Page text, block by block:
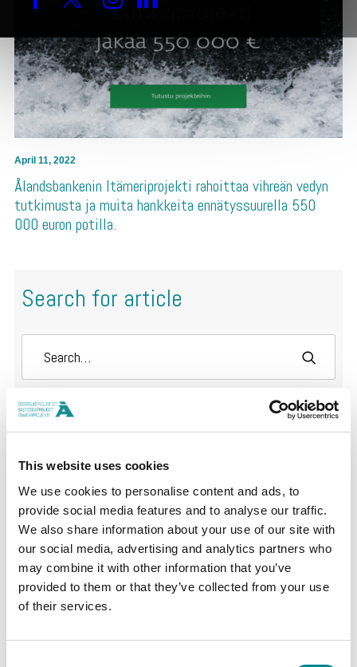
This website uses cookies
We use cookies to personalise content and ads, to
provide social media features and to analyse our traffic.
We also share information about your use of our site with
our social media, advertising and analytics partners who
may combine it with other information that you’ve
provided to them or that they’ve collected from your use
of their services.
April 11, 2022
Ålandsbankenin Itämeriprojekti rahoittaa vihreän vedyn
tutkimusta ja muita hankkeita ennätyssuurella 550
000 euron potilla.
Search for article
Latest
000 euroa – keskiössä biohajoavat
materiaaliratkaisut ja kalakantojen suojelu
Biogeeli öljyvahinkojen torjuntaan
selville